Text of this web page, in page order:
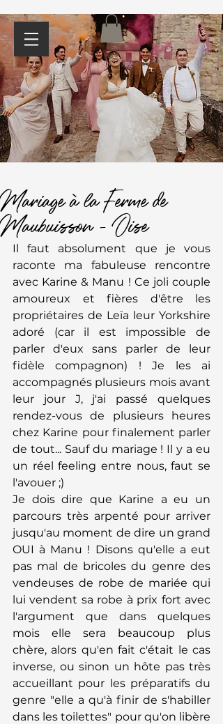
Mariage à la Ferme de
Maubuisson - Oise
Il faut absolument que je vous
raconte ma fabuleuse rencontre
avec Karine & Manu ! Ce joli couple
amoureux et fières d'être les
propriétaires de Leïa leur Yorkshire
adoré (car il est impossible de
parler d'eux sans parler de leur
fidèle compagnon) ! Je les ai
accompagnés plusieurs mois avant
leur jour J, j'ai passé quelques
rendez-vous de plusieurs heures
chez Karine pour finalement parler
de tout... Sauf du mariage ! Il y a eu
un réel feeling entre nous, faut se
l'avouer ;)
Je dois dire que Karine a eu un
parcours très arpenté pour arriver
jusqu'au moment de dire un grand
OUI à Manu ! Disons qu'elle a eut
pas mal de bricoles du genre des
vendeuses de robe de mariée qui
lui vendent sa robe à prix fort avec
l'argument que dans quelques
mois elle sera beaucoup plus
chère, alors qu'en fait c'était le cas
inverse, ou sinon un hôte pas très
accueillant pour les préparatifs du
genre "elle a qu'à finir de s'habiller
dans les toilettes" pour qu'on libère